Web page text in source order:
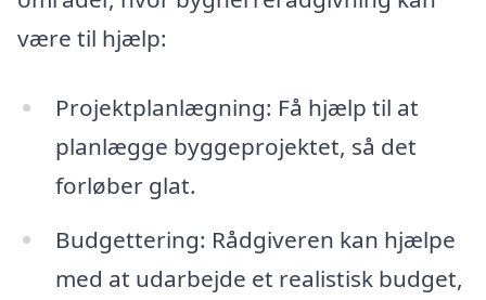
være til hjælp:
Projektplanlægning: Få hjælp til at
planlægge byggeprojektet, så det
forløber glat.
Budgettering: Rådgiveren kan hjælpe
med at udarbejde et realistisk budget,